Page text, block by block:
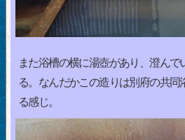
また浴槽の横に湯壺があり、澄んで
る。なんだかこの造りは別府の共同
る感じ。